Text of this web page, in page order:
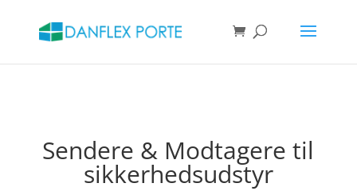
Sendere & Modtagere til
sikkerhedsudstyr